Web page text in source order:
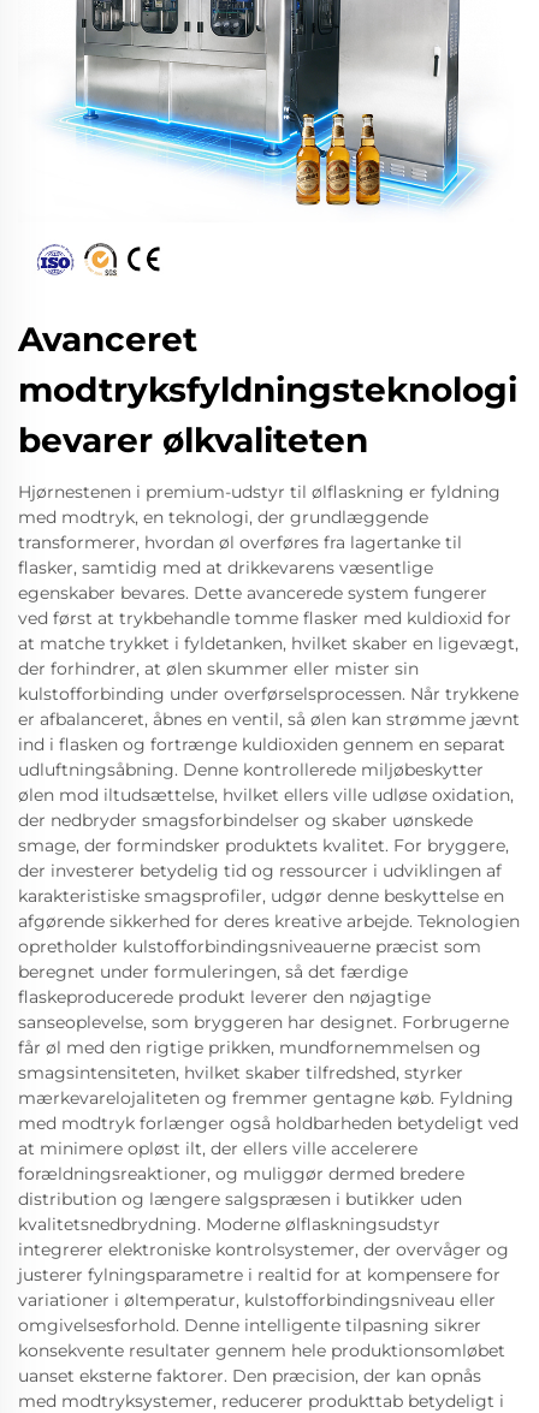
Avanceret
modtryksfyldningsteknologi
bevarer ølkvaliteten
Hjørnestenen i premium-udstyr til ølflaskning er fyldning
med modtryk, en teknologi, der grundlæggende
transformerer, hvordan øl overføres fra lagertanke til
flasker, samtidig med at drikkevarens væsentlige
egenskaber bevares. Dette avancerede system fungerer
ved først at trykbehandle tomme flasker med kuldioxid for
at matche trykket i fyldetanken, hvilket skaber en ligevægt,
der forhindrer, at ølen skummer eller mister sin
kulstofforbinding under overførselsprocessen. Når trykkene
er afbalanceret, åbnes en ventil, så ølen kan strømme jævnt
ind i flasken og fortrænge kuldioxiden gennem en separat
udluftningsåbning. Denne kontrollerede miljøbeskytter
ølen mod iltudsættelse, hvilket ellers ville udløse oxidation,
der nedbryder smagsforbindelser og skaber uønskede
smage, der formindsker produktets kvalitet. For bryggere,
der investerer betydelig tid og ressourcer i udviklingen af
karakteristiske smagsprofiler, udgør denne beskyttelse en
afgørende sikkerhed for deres kreative arbejde. Teknologien
opretholder kulstofforbindingsniveauerne præcist som
beregnet under formuleringen, så det færdige
flaskeproducerede produkt leverer den nøjagtige
sanseoplevelse, som bryggeren har designet. Forbrugerne
får øl med den rigtige prikken, mundfornemmelsen og
smagsintensiteten, hvilket skaber tilfredshed, styrker
mærkevarelojaliteten og fremmer gentagne køb. Fyldning
med modtryk forlænger også holdbarheden betydeligt ved
at minimere opløst ilt, der ellers ville accelerere
forældningsreaktioner, og muliggør dermed bredere
distribution og længere salgspræsen i butikker uden
kvalitetsnedbrydning. Moderne ølflaskningsudstyr
integrerer elektroniske kontrolsystemer, der overvåger og
justerer fylningsparametre i realtid for at kompensere for
variationer i øltemperatur, kulstofforbindingsniveau eller
omgivelsesforhold. Denne intelligente tilpasning sikrer
konsekvente resultater gennem hele produktionsomløbet
uanset eksterne faktorer. Den præcision, der kan opnås
med modtryksystemer, reducerer produkttab betydeligt i